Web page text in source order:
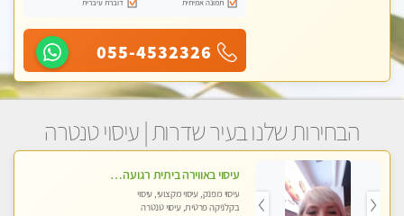
055-4532326
הבחירות שלנו בעיר שדרות | עיסוי טנטרה
עיסוי באווירה ביתית רגועה שקט , עיסוי ספורטיבי משחרר לכל הגוף. מעסה אלופה לעיסוי מפנק מומלץ מאוד ....פרטי!! ללא מין !!
עיסוי מפנק, עיסוי מקצועי, עיסוי
בקלניקה פרטית, עיסוי טנטרה